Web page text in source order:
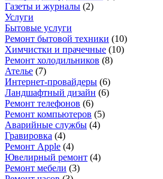
Газеты и журналы (2)
Услуги
Бытовые услуги
Ремонт бытовой техники (10)
Химчистки и прачечные (10)
Ремонт холодильников (8)
Ателье (7)
Интернет-провайдеры (6)
Ландшафтный дизайн (6)
Ремонт телефонов (6)
Ремонт компьютеров (5)
Аварийные службы (4)
Гравировка (4)
Ремонт Apple (4)
Ювелирный ремонт (4)
Ремонт мебели (3)